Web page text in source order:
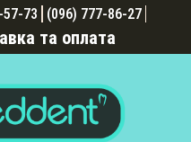
57-73 (096) 777-86-27
та оплата